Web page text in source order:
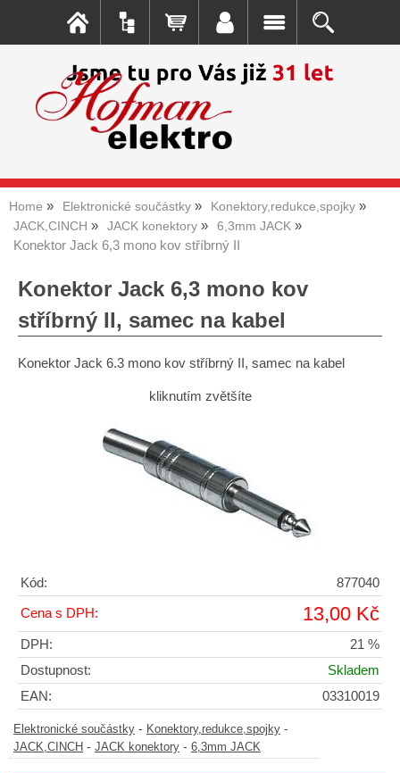
Home Elektronické součástky
Konektory,redukce,spojky
JACK,CINCH
JACK konektory 6,3mm JACK
Konektor Jack 6,3 mono kov stříbrný II
Konektor Jack 6,3 mono kov
stříbrný II, samec na kabel
Konektor Jack 6.3 mono kov stříbrný II, samec na kabel
kliknutím zvětšíte
Kód: 877040
Cena s DPH: 13,00 Kč
DPH:
21 %
Dostupnost:
Skladem
EAN:
03310019
Elektronické součástky - Konektory,redukce,spojky -
JACK,CINCH - JACK konektory - 6,3mm JACK